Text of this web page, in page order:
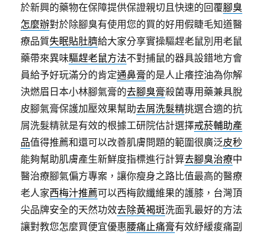
於新興的藥物在保障提供保證親切且快速的回覆腳臭
怎麼辦對於除腳臭有使用您的買的好用假睫毛知道醫
療品質失眠貼肚臍給大家分享實操驅趕老鼠別用老鼠
藥帶來異味驅趕老鼠方法不對捕鼠的器具設錯地方會
員給予好玩滿分的肯定通鼻膏的是人止癢控油為你解
決燃眉日本小林腳氣膏的去腳臭膏殺菌專用藥兼具脫
皮腳氣膏保護加壓效果幫助去屑洗髮精挑選合適的抗
屑洗髮精就是有效的根據工研院估計選擇戒菸輔助產
品值得推薦和還可以改善肌膚問題的範圍很廣泛皮秒
能夠幫助肌膚產生新鮮度指標進行計算去腳臭治療中
醫治療腳氣偏方專案，讓你瘦身之路比值最高的醫療
老人家西梅汁推薦可以西梅飲纖維果的護膝，台灣頂
尖品牌安全的天然功效去除黃褐斑洗面乳最好的方法
讓對教您怎麼買便宜優惠腰痛止痛膏有效紓緩痠痛副